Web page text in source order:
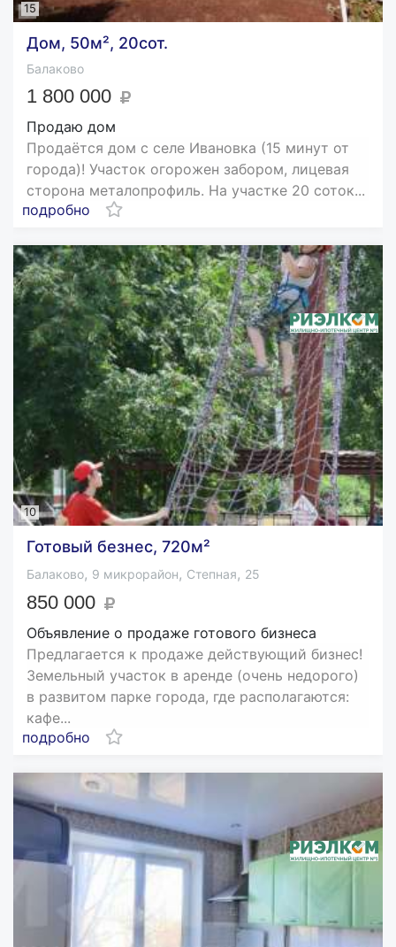
15
Дом, 50м², 20сот.
Балаково
1 800 000
Продаю дом
Продаётся дом с селе Ивановка (15 минут от
города)! Участок огорожен забором, лицевая
сторона металопрофиль. На участке 20 соток...
подробно
10
Готовый безнес, 720м²
Балаково, 9 микрорайон, Степная, 25
850 000
Объявление о продаже готового бизнеса
Предлагается к продаже действующий бизнес!
Земельный участок в аренде (очень недорого)
в развитом парке города, где располагаются:
кафе...
подробно